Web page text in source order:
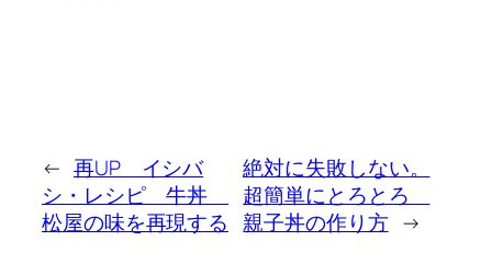
← 再UP イシバ
シ・レシピ 牛丼
松屋の味を再現する
絶対に失敗しない。
超簡単にとろとろ
親子丼の作り方 →